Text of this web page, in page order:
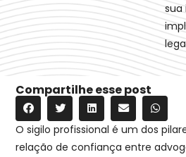
sua
Compartilhe esse post
O sigilo profissional é um dos
relação de confiança entre